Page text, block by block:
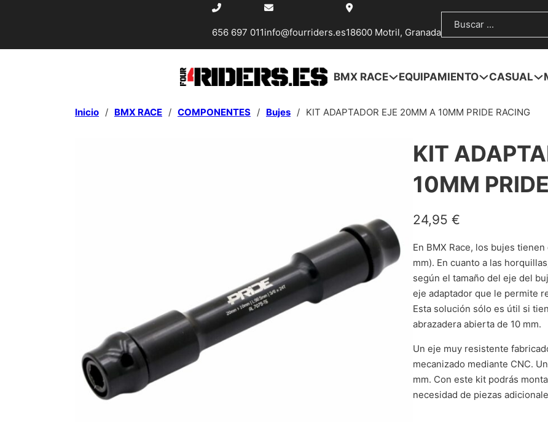
656 697 011info@fourriders.es18600 Motril, GranadaBuscar
BMX RACE EQUIPAMIENTO CASUAL
Inicio / BMX RACE / COMPONENTES / Bujes / KIT ADAPTADOR EJE 20MM A 10MM PRIDE RACING
KIT
10MM
24,95 €
En BMX Race, los bujes
mm). En cuanto a las
según el tamaño del eje del
eje adaptador que le permite
Esta solución sólo es útil si
abrazadera abierta de 10 mm.
Un eje muy resistente
mecanizado mediante CNC.
mm. Con este kit podrás
necesidad de piezas